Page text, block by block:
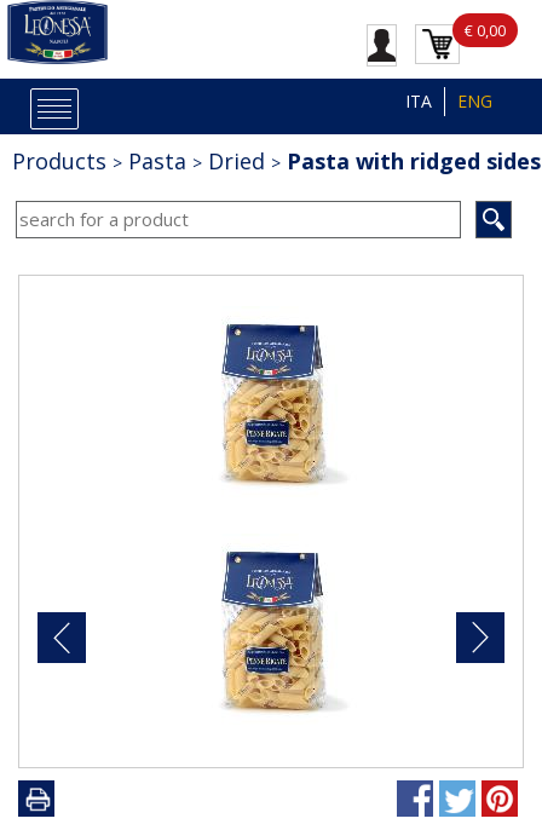
€ 0,00
ITA ENG
Products Pasta Dried Pasta with ridged sides